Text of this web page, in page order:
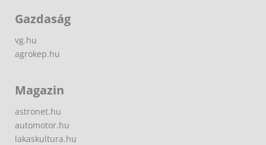
Gazdaság
vg.hu
agrokep.hu
Magazin
astronet.hu
automotor.hu
lakaskultura.hu